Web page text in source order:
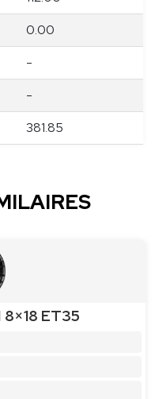
0.00
-
-
381.85
ET35